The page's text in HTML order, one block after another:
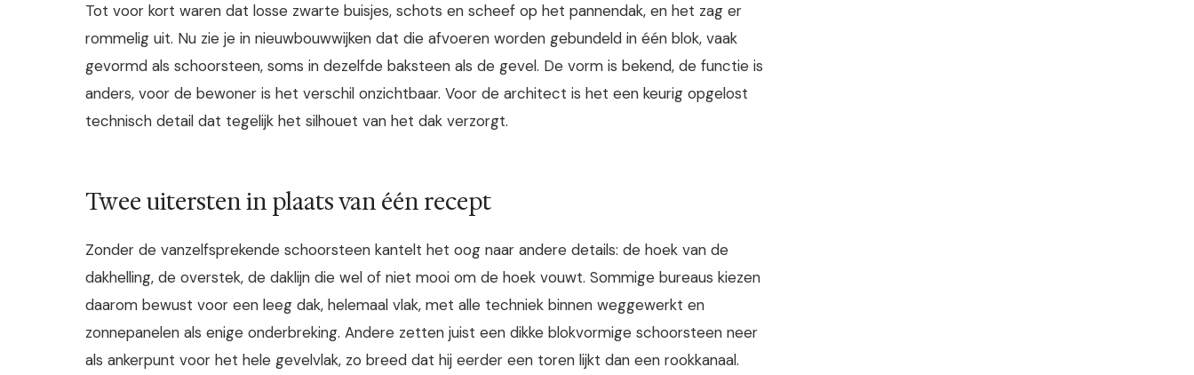
Tot voor kort waren dat losse zwarte buisjes, schots en scheef op het pannendak, en het zag er
rommelig uit. Nu zie je in nieuwbouwwijken dat die afvoeren worden gebundeld in één blok, vaak
gevormd als schoorsteen, soms in dezelfde baksteen als de gevel. De vorm is bekend, de functie is
anders, voor de bewoner is het verschil onzichtbaar. Voor de architect is het een keurig opgelost
technisch detail dat tegelijk het silhouet van het dak verzorgt.
Twee uitersten in plaats van één recept
Zonder de vanzelfsprekende schoorsteen kantelt het oog naar andere details: de hoek van de
dakhelling, de overstek, de daklijn die wel of niet mooi om de hoek vouwt. Sommige bureaus kiezen
daarom bewust voor een leeg dak, helemaal vlak, met alle techniek binnen weggewerkt en
zonnepanelen als enige onderbreking. Andere zetten juist een dikke blokvormige schoorsteen neer
als ankerpunt voor het hele gevelvlak, zo breed dat hij eerder een toren lijkt dan een rookkanaal.